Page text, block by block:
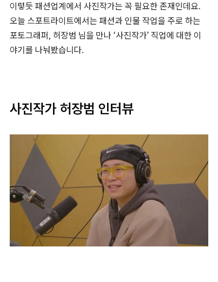
이렇듯 패션업계에서 사진작가는 꼭 필요한 존재인데요.
오늘 스포트라이트에서는 패션과 인물 작업을 주로 하는
포토그래퍼, 허장범 님을 만나 ‘사진작가’ 직업에 대한 이
야기를 나눠봤습니다.
사진작가 허장범 인터뷰